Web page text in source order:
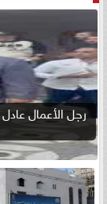
رجل الأعمال